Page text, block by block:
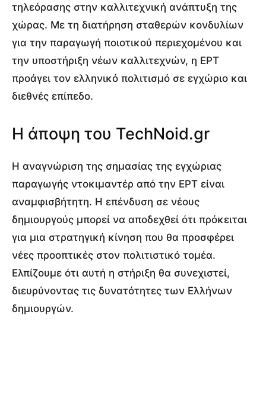
τηλεόρασης στην καλλιτεχνική ανάπτυξη της
χώρας. Με τη διατήρηση σταθερών κονδυλίων
για την παραγωγή ποιοτικού περιεχομένου και
την υποστήριξη νέων καλλιτεχνών, η ΕΡΤ
προάγει τον ελληνικό πολιτισμό σε εγχώριο και
διεθνές επίπεδο.
Η άποψη του TechNoid.gr
Η αναγνώριση της σημασίας της εγχώριας
παραγωγής ντοκιμαντέρ από την ΕΡΤ είναι
αναμφισβήτητη. Η επένδυση σε νέους
δημιουργούς μπορεί να αποδεχθεί ότι πρόκειται
για μια στρατηγική κίνηση που θα προσφέρει
νέες προοπτικές στον πολιτιστικό τομέα.
Ελπίζουμε ότι αυτή η στήριξη θα συνεχιστεί,
διευρύνοντας τις δυνατότητες των Ελλήνων
δημιουργών.